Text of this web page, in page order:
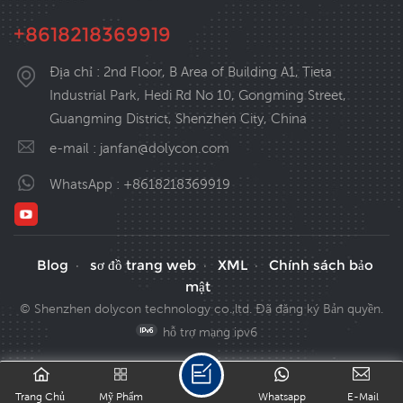
+8618218369919
Địa chỉ : 2nd Floor, B Area of Building A1, Tieta
Industrial Park, Hedi Rd No 10, Gongming Street,
Guangming District, Shenzhen City, China
e-mail : janfan@dolycon.com
WhatsApp : +8618218369919
Blog · sơ đồ trang web · XML ·
Chính sách bảo
mật
© Shenzhen dolycon technology co.,ltd. Đã đăng ký Bản quyền.
hỗ trợ mạng ipv6
Trang Chủ Mỹ Phẩm E-Mail
Whatsapp